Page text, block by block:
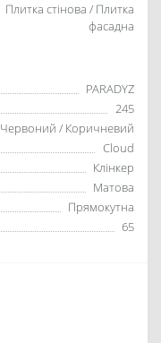
Плитка стінова / Плитка
фасадна
PARADYZ
245
Червоний / Коричневий
Cloud
Клінкер
Матова
Прямокутна
65